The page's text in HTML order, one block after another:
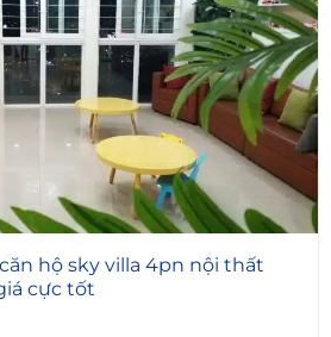
hộ sky villa 4pn nội thất
cực tốt